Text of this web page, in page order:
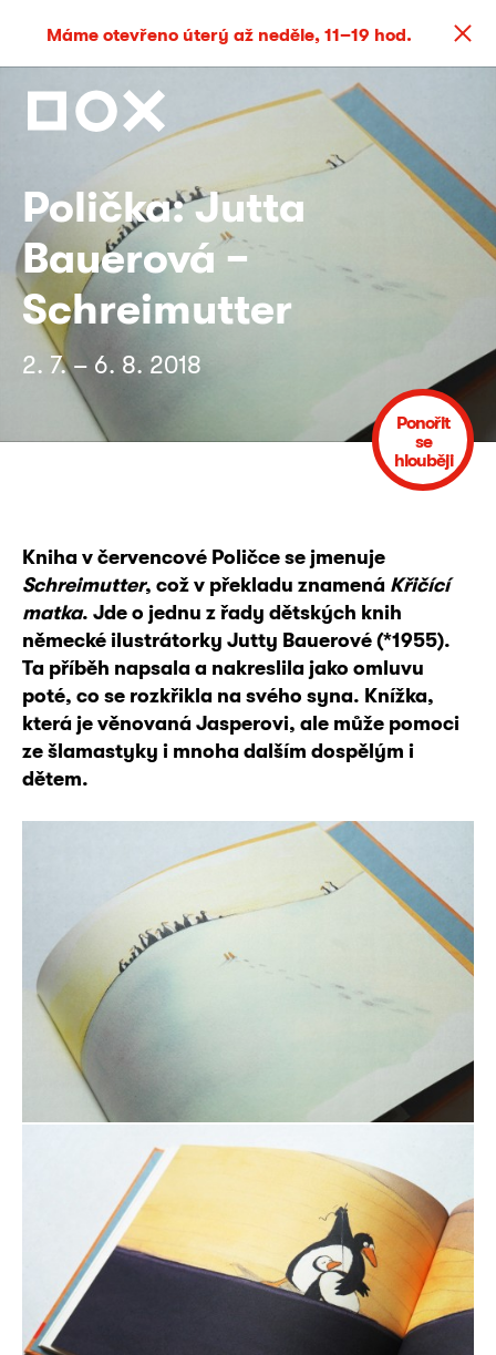
Máme otevřeno úterý až neděle, 11–19 hod.
Polička: Jutta
Bauerová −
Schreimutter
2. 7. – 6. 8. 2018
Ponořit
se
hlouběji
Kniha v červencové Poličce se jmenuje
Schreimutter, což v překladu znamená Křičící
matka. Jde o jednu z řady dětských knih
německé ilustrátorky Jutty Bauerové (*1955).
Ta příběh napsala a nakreslila jako omluvu
poté, co se rozkřikla na svého syna. Knížka,
která je věnovaná Jasperovi, ale může pomoci
ze šlamastyky i mnoha dalším dospělým i
dětem.